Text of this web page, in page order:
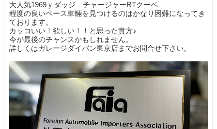
大人気1969ｙダッジ チャージャーRTクーペ
程度の良いベース車輛を見つけるのはかなり困難になってき
ております。
カッコいい！欲しい！！と思った貴方♪
今が最後のチャンスかもしれません。
詳しくはガレージダイバン東京店までお問合せ下さい。